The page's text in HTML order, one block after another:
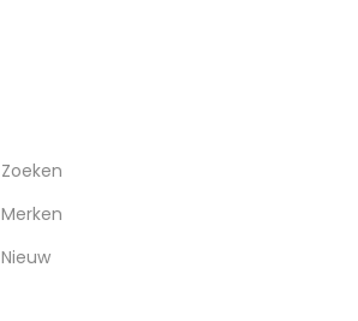
Zoeken
Merken
Nieuw